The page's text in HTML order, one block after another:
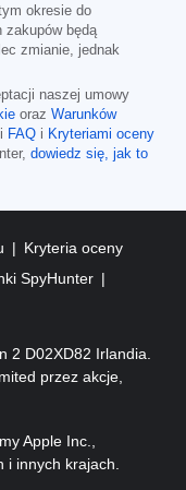
okresie do
zakupów będą
zmianie, jednak
naszej umowy
oraz Warunków
FAQ i Kryteriami oceny
dowiedz się, jak to
Kryteria oceny
SpyHunter
2 D02XD82 Irlandia.
przez akcje,
Apple Inc.,
innych krajach.